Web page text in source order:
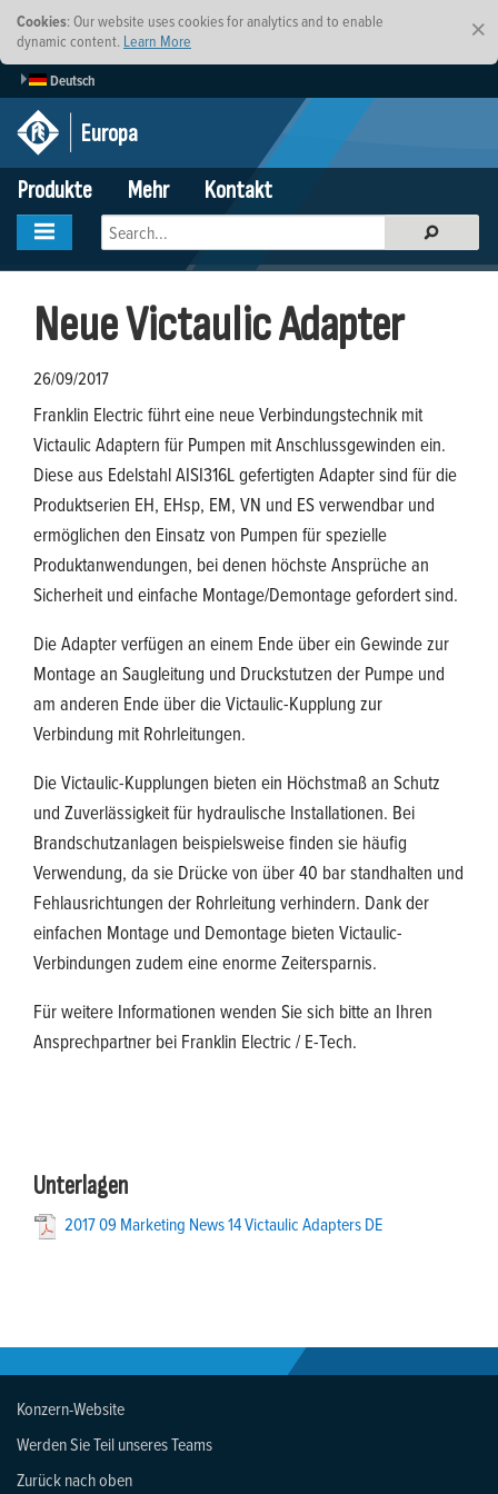
×
Cookies: Our website uses cookies for analytics and to enable
dynamic content. Learn More
Deutsch
Europa
Produkte
Mehr Kontakt
Neue Victaulic Adapter
26/09/2017
Franklin Electric führt eine neue Verbindungstechnik mit
Victaulic Adaptern für Pumpen mit Anschlussgewinden ein.
Diese aus Edelstahl AISI316L gefertigten Adapter sind für die
Produktserien EH, EHsp, EM, VN und ES verwendbar und
ermöglichen den Einsatz von Pumpen für spezielle
Produktanwendungen, bei denen höchste Ansprüche an
Sicherheit und einfache Montage/Demontage gefordert sind.
Die Adapter verfügen an einem Ende über ein Gewinde zur
Montage an Saugleitung und Druckstutzen der Pumpe und
am anderen Ende über die Victaulic-Kupplung zur
Verbindung mit Rohrleitungen.
Die Victaulic-Kupplungen bieten ein Höchstmaß an Schutz
und Zuverlässigkeit für hydraulische Installationen. Bei
Brandschutzanlagen beispielsweise finden sie häufig
Verwendung, da sie Drücke von über 40 bar standhalten und
Fehlausrichtungen der Rohrleitung verhindern. Dank der
einfachen Montage und Demontage bieten Victaulic-
Verbindungen zudem eine enorme Zeitersparnis.
Für weitere Informationen wenden Sie sich bitte an Ihren
Ansprechpartner bei Franklin Electric / E-Tech.
Unterlagen
2017 09 Marketing News 14 Victaulic Adapters DE
Konzern-Website
Werden Sie Teil unseres Teams
Zurück nach oben